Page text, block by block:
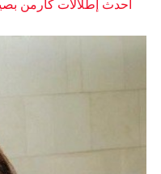
أحدث إطلالات كارمن